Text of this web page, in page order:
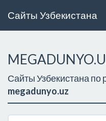
Сайты Узбекистана
Сайты Узбекистана по
megadunyo.uz